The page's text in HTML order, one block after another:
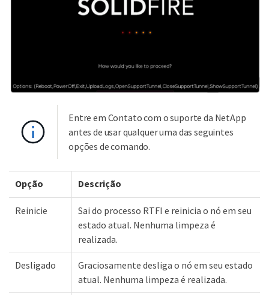
Entre em Contato com o suporte da NetApp
antes de usar qualquer uma das seguintes
opções de comando.
Opção Descrição
Reinicie
Sai do processo RTFI e reinicia o nó em seu
estado atual. Nenhuma limpeza é
realizada.
Desligado
Graciosamente desliga o nó em seu estado
atual. Nenhuma limpeza é realizada.